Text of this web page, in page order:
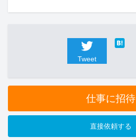
Tweet
仕事に招待
直接依頼する